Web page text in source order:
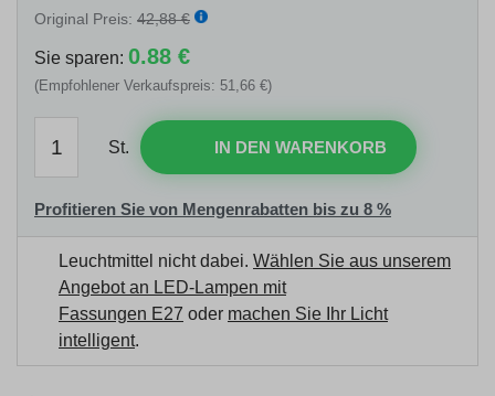
Original Preis: 42,88 €
Sie sparen: 0.88 €
(Empfohlener Verkaufspreis: 51,66 €)
St. IN DEN WARENKORB
Profitieren Sie von Mengenrabatten bis zu 8 %
Leuchtmittel nicht dabei. Wählen Sie aus unserem
Angebot an LED-Lampen mit
Fassungen E27 oder machen Sie Ihr Licht
intelligent.